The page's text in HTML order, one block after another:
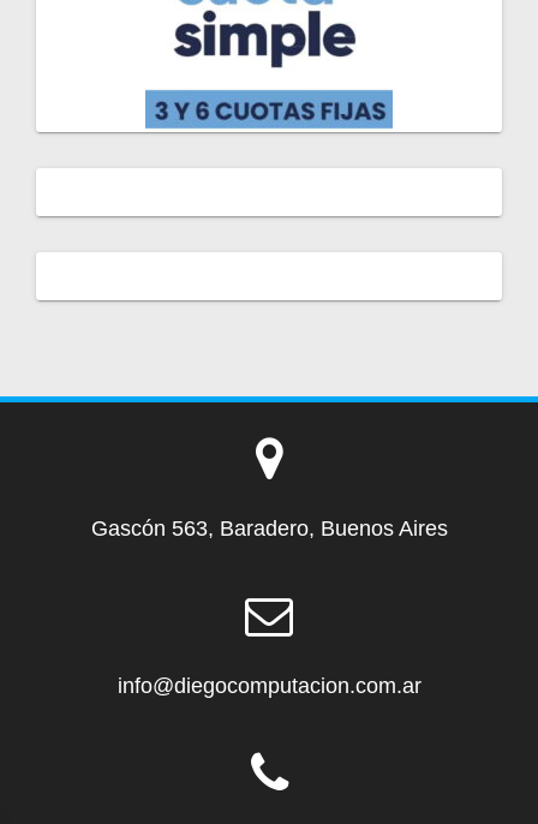
Gascón 563, Baradero, Buenos Aires
info@diegocomputacion.com.ar